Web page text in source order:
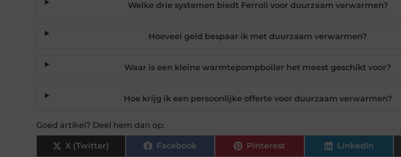
Welke drie systemen biedt Ferroli voor duurzaam verwarmen?
Hoeveel geld bespaar ik met duurzaam verwarmen?
Waar is een kleine warmtepompboiler het meest geschikt voor?
Hoe krijg ik een persoonlijke offerte voor duurzaam verwarmen?
Goed artikel? Deel hem dan op:
X (Twitter) Facebook Pinterest LinkedIn